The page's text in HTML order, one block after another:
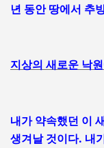
년 동안 땅에서 추
지상의 새로운 낙
내가 약속했던 이
생겨날 것이다. 내